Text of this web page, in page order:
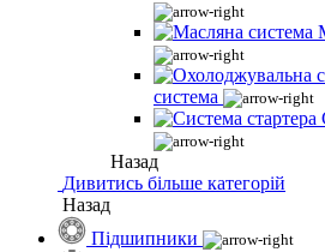
система
Назад
Дивитись більше категорій
Назад
Підшипники